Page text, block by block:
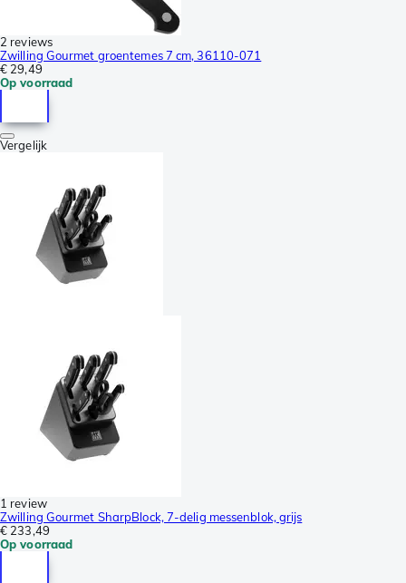
2 reviews
Zwilling Gourmet groentemes 7 cm, 36110-071
€ 29,49
Op voorraad
Vergelijk
1 review
Zwilling Gourmet SharpBlock, 7-delig messenblok, grijs
€ 233,49
Op voorraad